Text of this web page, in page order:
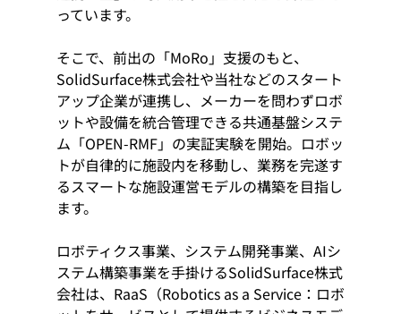
っています。
そこで、前出の「MoRo」支援のもと、
SolidSurface株式会社や当社などのスタート
アップ企業が連携し、メーカーを問わずロボ
ットや設備を統合管理できる共通基盤システ
ム「OPEN-RMF」の実証実験を開始。ロボッ
トが自律的に施設内を移動し、業務を完遂す
るスマートな施設運営モデルの構築を目指し
ます。
ロボティクス事業、システム開発事業、AIシ
ステム構築事業を手掛けるSolidSurface株式
会社は、RaaS（Robotics as a Service：ロボ